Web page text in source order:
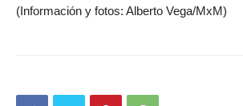
(Información y fotos: Alberto Vega/MxM)